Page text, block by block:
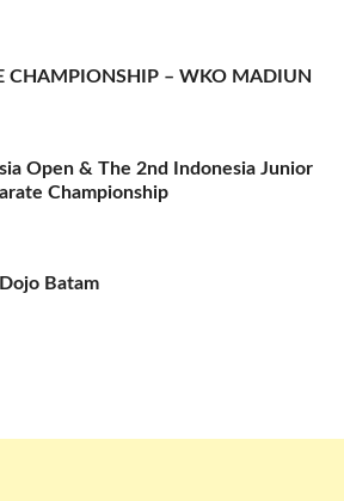
CHAMPIONSHIP – WKO MADIUN
Open & The 2nd Indonesia Junior
Championship
Batam